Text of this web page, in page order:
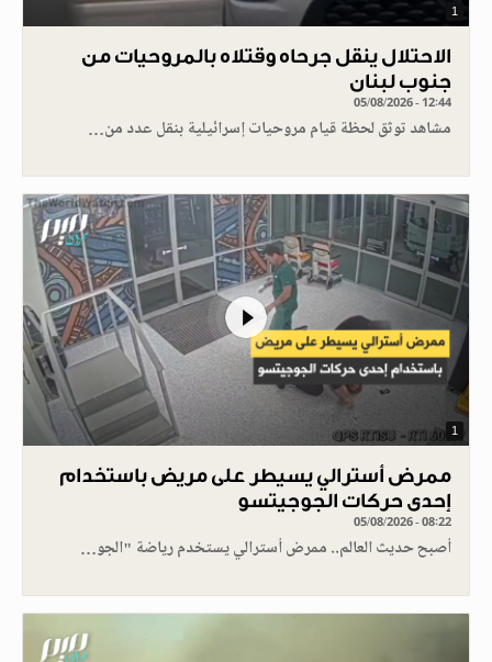
1
الاحتلال ينقل جرحاه وقتلاه بالمروحيات من
جنوب لبنان
05/08/2026 - 12:44
مشاهد توثق لحظة قيام مروحيات إسرائيلية بنقل عدد من…
1
ممرض أسترالي يسيطر على مريض باستخدام
إحدى حركات الجوجيتسو
05/08/2026 - 08:22
أصبح حديث العالم.. ممرض أسترالي يستخدم رياضة "الجو…